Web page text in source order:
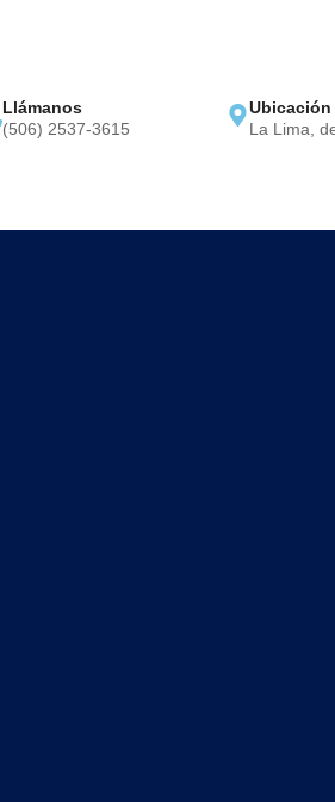
Llámanos
(506) 2537-3615
Ubicación
La Lima,